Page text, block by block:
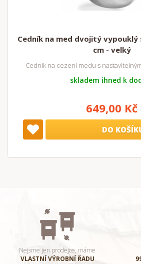
Cedník na med dvojitý vypouklý
cm - velký
Cedník na cezení medu s
skladem ihned k
649,00 Kč
DO
Nejsme jen prodejce, máme
VLASTNÍ VÝROBNÍ ŘADU